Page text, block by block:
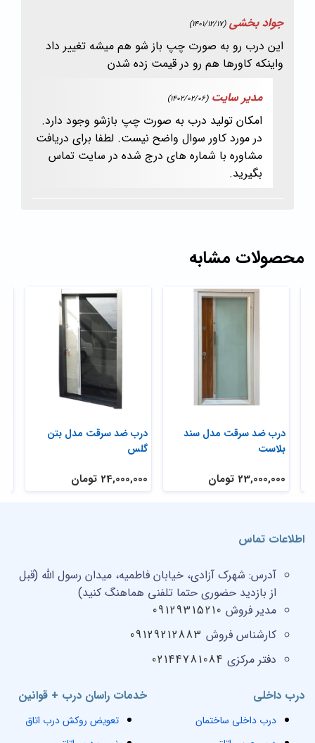
جواد بخشی (1401/12/17)
این درب رو به صورت چپ باز شو هم میشه تغییر داد
واینکه کاورها هم رو در قیمت زده شدن
مدیر سایت (1402/02/06)
امکان تولید درب به صورت چپ بازشو وجود دارد.
در مورد کاور سوال واضح نیست. لطفا برای دریافت
مشاوره با شماره های درج شده در سایت تماس
بگیرید.
محصولات مشابه
درب ضد سرقت مدل بتن
گلس
24,000,000 تومان
درب ضد سرقت مدل سند
بلاست
23,000,000 تومان
خدمات راسان درب + قوانین
تعویض روکش درب اتاق
درب داخلی
درب داخلی ساختمان
اطلاعات تماس
آدرس: شهرک آزادی، خیابان فاطمیه، میدان رسول الله (قبل
از بازدید حضوری حتما تلفنی هماهنگ کنید)
مدیر فروش 09129315210
کارشناس فروش 09129212883
دفتر مرکزی 02144781084